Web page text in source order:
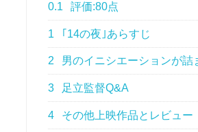
0.1 評価:80点
1 ｢14の夜｣あらすじ
2 男のイニシエーションが詰
3 足立監督Q&A
4 その他上映作品とレビュー